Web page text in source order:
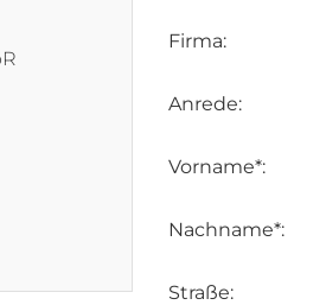
Firma:
Anrede:
Vorname*:
Nachname*:
Straße: